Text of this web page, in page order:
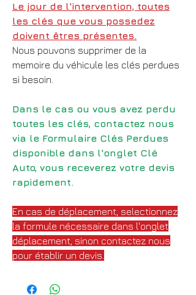
Le jour de l'intervention, toutes
les clés que vous possedez
doivent êtres présentes.
Nous pouvons supprimer de la
memoire du véhicule les clés perdues
si besoin.
Dans le cas ou vous avez perdu
toutes les clés, contactez nous
via le Formulaire Clés Perdues
disponible dans l'onglet Clé
Auto, vous receverez votre devis
rapidement.
En cas de déplacement, selectionnez
la formule nécessaire dans l'onglet
déplacement, sinon contactez nous
pour établir un devis.